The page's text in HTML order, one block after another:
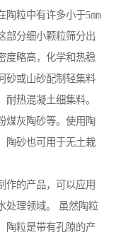
陶粒中有许多小于5㎜
部分细小颗粒筛分出
度略高，化学和热稳
砂或山砂配制轻集料
热混凝土细集料。
煤灰陶砂等。使用陶
陶砂也可用于无土栽
作的产品，可以应用
处理领域。 虽然陶粒
陶粒是带有孔隙的产